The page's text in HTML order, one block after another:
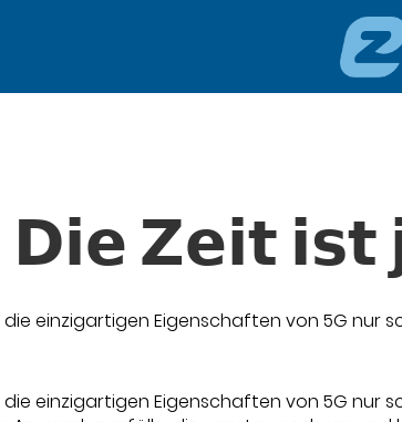
𝗭𝗲𝗶𝘁 𝗶𝘀𝘁
einzigartigen Eigenschaften von 5G nur
einzigartigen Eigenschaften von 5G nur